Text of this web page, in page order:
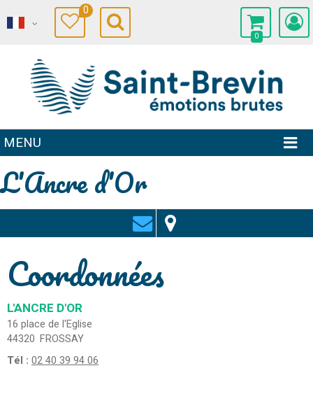
0
0
MENU
L'Ancre d'Or
Coordonnées
L'ANCRE D'OR
16 place de l'Eglise
44320 FROSSAY
Tél : 02 40 39 94 06